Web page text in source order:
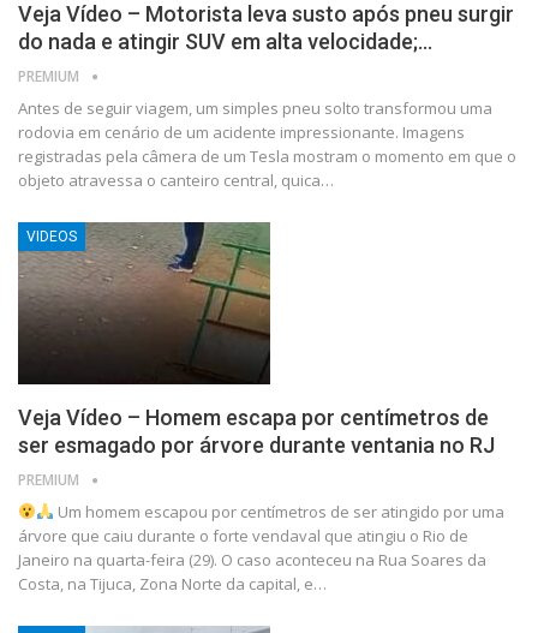
Veja Vídeo – Motorista leva susto após pneu surgir
do nada e atingir SUV em alta velocidade;…
PREMIUM
Antes de seguir viagem, um simples pneu solto transformou uma
rodovia em cenário de um acidente impressionante. Imagens
registradas pela câmera de um Tesla mostram o momento em que o
objeto atravessa o canteiro central, quica…
VIDEOS
Veja Vídeo – Homem escapa por centímetros de
ser esmagado por árvore durante ventania no RJ
PREMIUM
Um homem escapou por centímetros de ser atingido por uma
árvore que caiu durante o forte vendaval que atingiu o Rio de
Janeiro na quarta-feira (29). O caso aconteceu na Rua Soares da
Costa, na Tijuca, Zona Norte da capital, e…